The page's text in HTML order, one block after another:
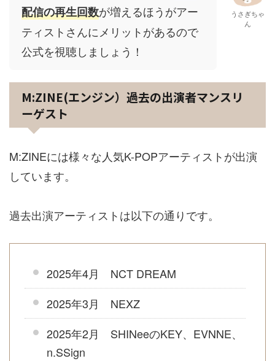
配信の再生回数が増えるほうがアー
ティストさんにメリットがあるので
公式を視聴しましょう！
うさぎちゃ
ん
M:ZINE(エンジン）過去の出演者マンスリ
ーゲスト
M:ZINEには様々な人気K-POPアーティストが出演
しています。
過去出演アーティストは以下の通りです。
2025年4月 NCT DREAM
2025年3月 NEXZ
2025年2月 SHINeeのKEY、EVNNE、
n.SSign